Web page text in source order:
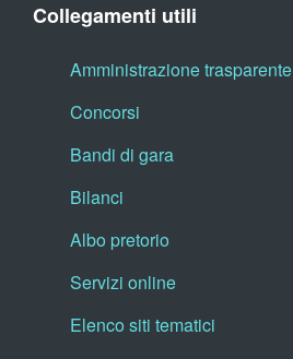
Collegamenti utili
Amministrazione trasparente
Concorsi
Bandi di gara
Bilanci
Albo pretorio
Servizi online
Elenco siti tematici